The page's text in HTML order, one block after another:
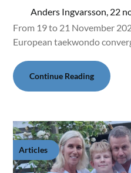
Anders Ingvarsson, 22
From 19 to 21 November
European taekwondo
Continue Reading
Articles